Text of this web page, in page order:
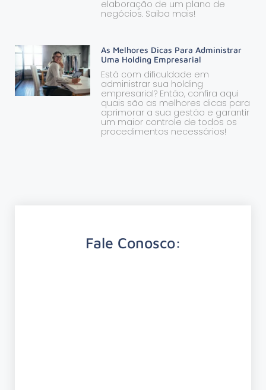
elaboração de um plano de
negócios. Saiba mais!
As Melhores Dicas Para Administrar
Uma Holding Empresarial
Está com dificuldade em
administrar sua holding
empresarial? Então, confira aqui
quais são as melhores dicas para
aprimorar a sua gestão e garantir
um maior controle de todos os
procedimentos necessários!
Fale Conosco: